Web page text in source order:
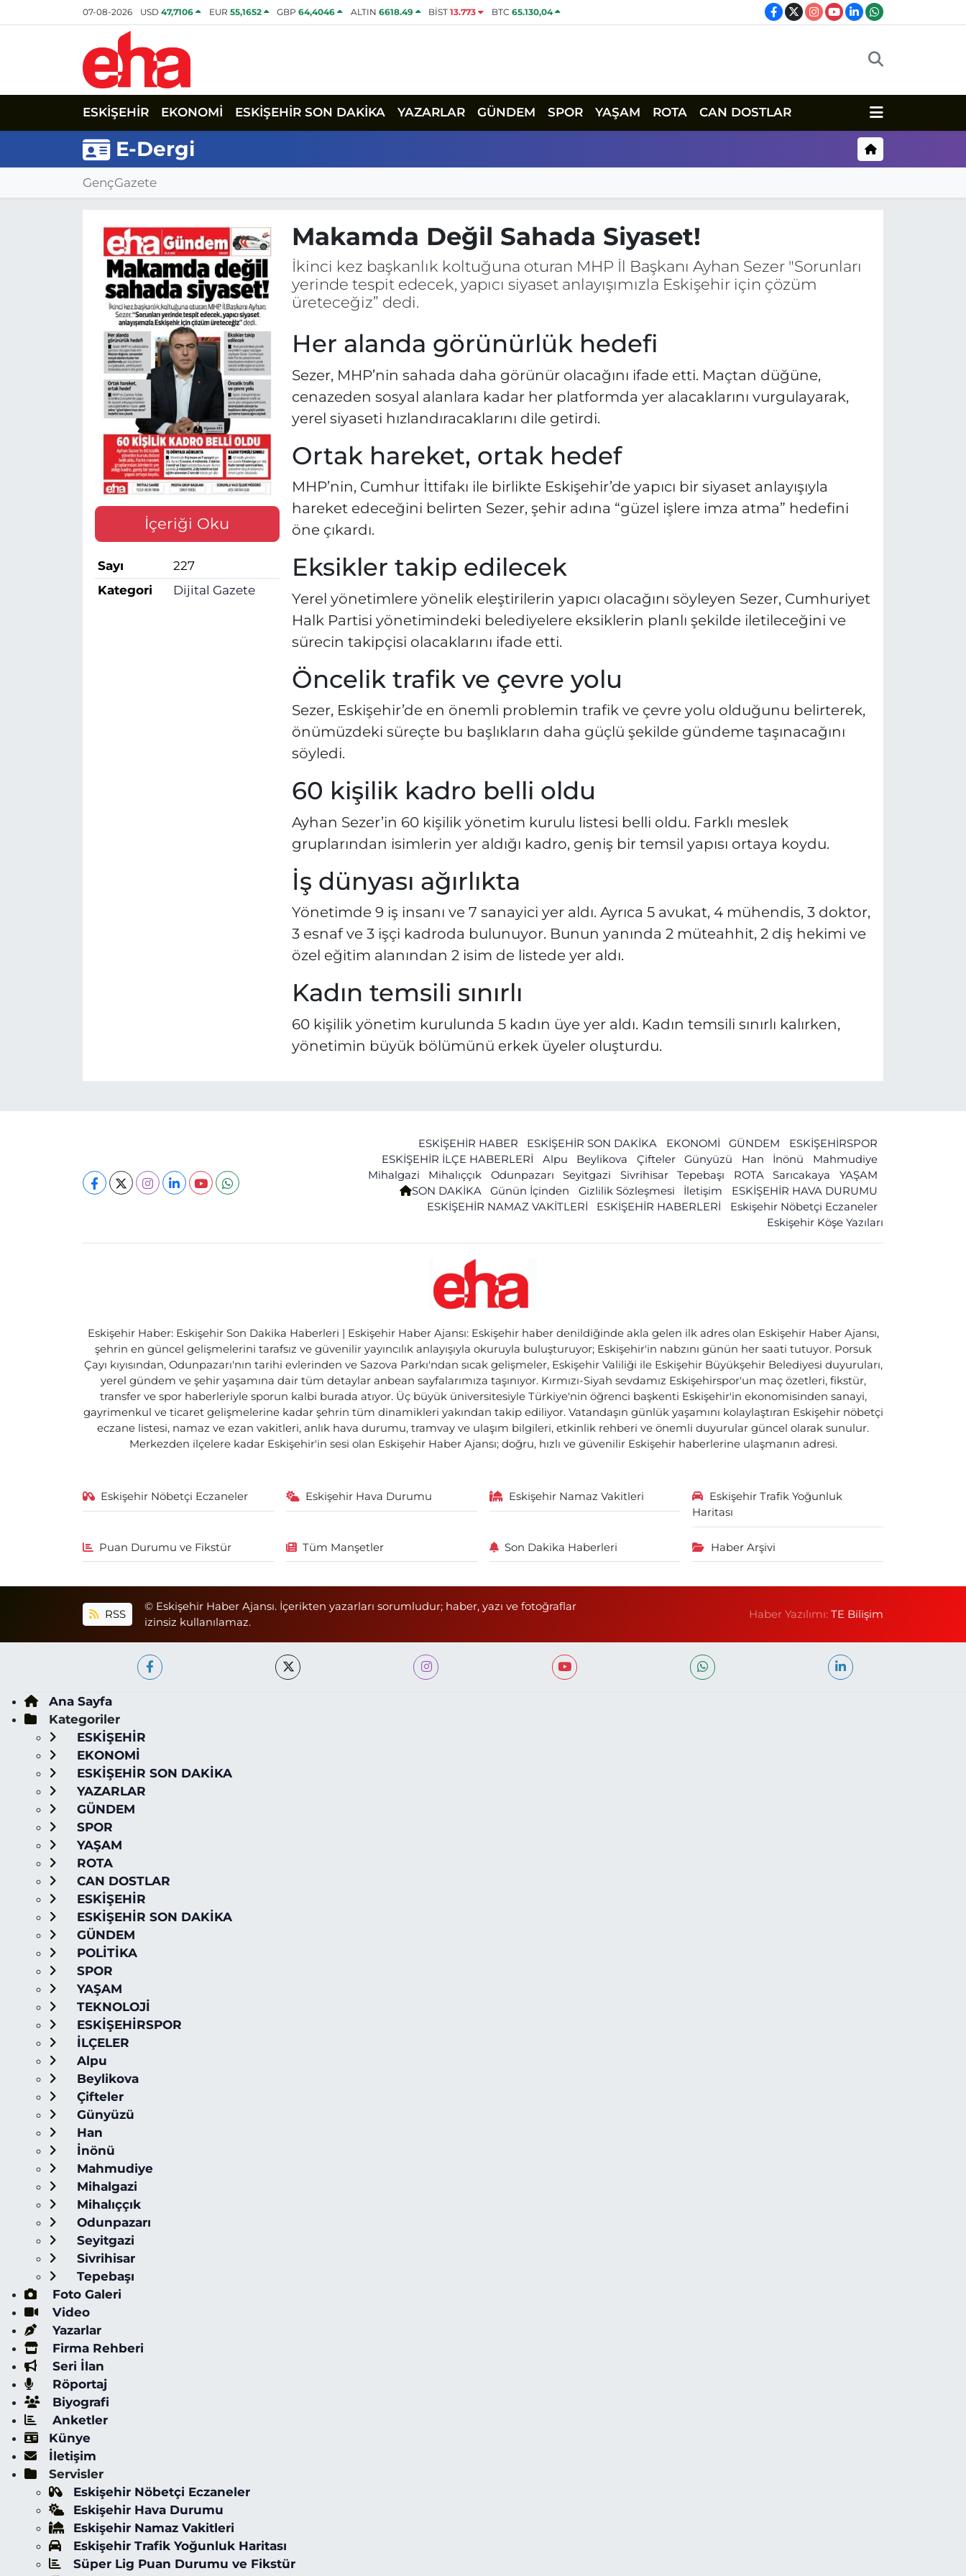
07-08-2026 USD47,7106 EUR 55,1652 GBP64,4046 ALTIN 6618.49 BİST13.773 BTC 65.130,04
ESKİŞEHİR EKONOMİ ESKİŞEHİR SON DAKİKA YAZARLAR GÜNDEM SPOR YAŞAM ROTA CAN DOSTLAR
E-Dergi
GençGazete
İçeriği Oku
Sayı
227
Kategori
Dijital Gazete
Makamda Değil Sahada Siyaset!
İkinci kez başkanlık koltuğuna oturan MHP İl Başkanı Ayhan Sezer "Sorunları
yerinde tespit edecek, yapıcı siyaset anlayışımızla Eskişehir için çözüm
üreteceğiz” dedi.
Her alanda görünürlük hedefi
Sezer, MHP’nin sahada daha görünür olacağını ifade etti. Maçtan düğüne,
cenazeden sosyal alanlara kadar her platformda yer alacaklarını vurgulayarak,
yerel siyaseti hızlandıracaklarını dile getirdi.
Ortak hareket, ortak hedef
MHP’nin, Cumhur İttifakı ile birlikte Eskişehir’de yapıcı bir siyaset anlayışıyla
hareket edeceğini belirten Sezer, şehir adına “güzel işlere imza atma” hedefini
öne çıkardı.
Eksikler takip edilecek
Yerel yönetimlere yönelik eleştirilerin yapıcı olacağını söyleyen Sezer, Cumhuriyet
Halk Partisi yönetimindeki belediyelere eksiklerin planlı şekilde iletileceğini ve
sürecin takipçisi olacaklarını ifade etti.
Öncelik trafik ve çevre yolu
Sezer, Eskişehir’de en önemli problemin trafik ve çevre yolu olduğunu belirterek,
önümüzdeki süreçte bu başlıkların daha güçlü şekilde gündeme taşınacağını
söyledi.
60 kişilik kadro belli oldu
Ayhan Sezer’in 60 kişilik yönetim kurulu listesi belli oldu. Farklı meslek
gruplarından isimlerin yer aldığı kadro, geniş bir temsil yapısı ortaya koydu.
İş dünyası ağırlıkta
Yönetimde 9 iş insanı ve 7 sanayici yer aldı. Ayrıca 5 avukat, 4 mühendis, 3 doktor,
3 esnaf ve 3 işçi kadroda bulunuyor. Bunun yanında 2 müteahhit, 2 diş hekimi ve
özel eğitim alanından 2 isim de listede yer aldı.
Kadın temsili sınırlı
60 kişilik yönetim kurulunda 5 kadın üye yer aldı. Kadın temsili sınırlı kalırken,
yönetimin büyük bölümünü erkek üyeler oluşturdu.
ESKİŞEHİR HABER ESKİŞEHİR SON DAKİKA EKONOMİ GÜNDEM
ESKİŞEHİRSPOR
ESKİŞEHİR İLÇE HABERLERİ
Alpu Beylikova Çifteler Günyüzü Han İnönü
Mahmudiye
Mihalgazi
Mihalıççık Odunpazarı Seyitgazi Sivrihisar Tepebaşı ROTA Sarıcakaya
YAŞAM
SON DAKİKA
Günün İçinden Gizlilik Sözleşmesi İletişim
ESKİŞEHİR HAVA DURUMU
ESKİŞEHİR NAMAZ VAKİTLERİ
ESKİŞEHİR HABERLERİ
Eskişehir Nöbetçi Eczaneler
Eskişehir Köşe Yazıları
Eskişehir Haber: Eskişehir Son Dakika Haberleri | Eskişehir Haber Ajansı: Eskişehir haber denildiğinde akla gelen ilk adres olan Eskişehir Haber Ajansı,
şehrin en güncel gelişmelerini tarafsız ve güvenilir yayıncılık anlayışıyla okuruyla buluşturuyor; Eskişehir'in nabzını günün her saati tutuyor. Porsuk
Çayı kıyısından, Odunpazarı'nın tarihi evlerinden ve Sazova Parkı'ndan sıcak gelişmeler, Eskişehir Valiliği ile Eskişehir Büyükşehir Belediyesi duyuruları,
yerel gündem ve şehir yaşamına dair tüm detaylar anbean sayfalarımıza taşınıyor. Kırmızı-Siyah sevdamız Eskişehirspor'un maç özetleri, fikstür,
transfer ve spor haberleriyle sporun kalbi burada atıyor. Üç büyük üniversitesiyle Türkiye'nin öğrenci başkenti Eskişehir'in ekonomisinden sanayi,
gayrimenkul ve ticaret gelişmelerine kadar şehrin tüm dinamikleri yakından takip ediliyor. Vatandaşın günlük yaşamını kolaylaştıran Eskişehir nöbetçi
eczane listesi, namaz ve ezan vakitleri, anlık hava durumu, tramvay ve ulaşım bilgileri, etkinlik rehberi ve önemli duyurular güncel olarak sunulur.
Merkezden ilçelere kadar Eskişehir'in sesi olan Eskişehir Haber Ajansı; doğru, hızlı ve güvenilir Eskişehir haberlerine ulaşmanın adresi.
Eskişehir Nöbetçi Eczaneler Eskişehir Hava Durumu Eskişehir Namaz Vakitleri
Eskişehir Trafik Yoğunluk
Haritası
Puan Durumu ve Fikstür Tüm Manşetler Son Dakika Haberleri Haber Arşivi
RSS
© Eskişehir Haber Ajansı. İçerikten yazarları sorumludur; haber, yazı ve fotoğraflar
izinsiz kullanılamaz.
Haber Yazılımı:TE Bilişim
Ana Sayfa
Kategoriler
ESKİŞEHİR
EKONOMİ
ESKİŞEHİR SON DAKİKA
YAZARLAR
GÜNDEM
SPOR
YAŞAM
ROTA
CAN DOSTLAR
ESKİŞEHİR
ESKİŞEHİR SON DAKİKA
GÜNDEM
POLİTİKA
SPOR
YAŞAM
TEKNOLOJİ
ESKİŞEHİRSPOR
İLÇELER
Alpu
Beylikova
Çifteler
Günyüzü
Han
İnönü
Mahmudiye
Mihalgazi
Mihalıççık
Odunpazarı
Seyitgazi
Sivrihisar
Tepebaşı
Foto Galeri
Video
Yazarlar
Firma Rehberi
Seri İlan
Röportaj
Biyografi
Anketler
Künye
İletişim
Servisler
Eskişehir Nöbetçi Eczaneler
Eskişehir Hava Durumu
Eskişehir Namaz Vakitleri
Eskişehir Trafik Yoğunluk Haritası
Süper Lig Puan Durumu ve Fikstür